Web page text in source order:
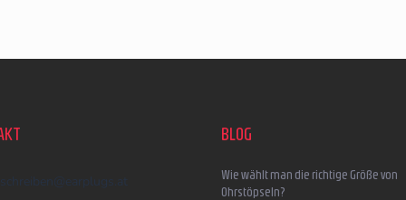
schreiben @ earplugs.at
BLOG
Wie wählt man die richtige Größe von
Ohrstöpseln?